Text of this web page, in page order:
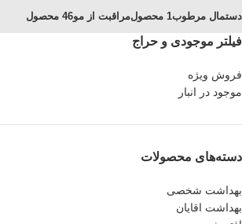
دستمال مرطوب1 محصول مراقبت از مو46 محصول
فیلتر موجودی و حراج
فروش ویژه
موجود در انبار
دسته‌های محصولات
بهداشت شخصی
بهداشت اقایان